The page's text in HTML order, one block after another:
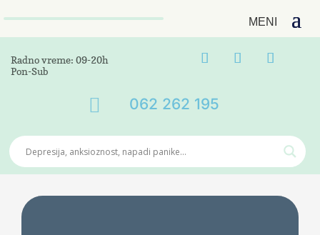
Radno vreme: 09-20h
Pon-Sub
 062 262 195